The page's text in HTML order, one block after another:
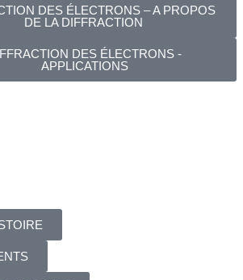
DES ÉLECTRONS – A PROPOS
DE LA DIFFRACTION
DES ÉLECTRONS -
APPLICATIONS